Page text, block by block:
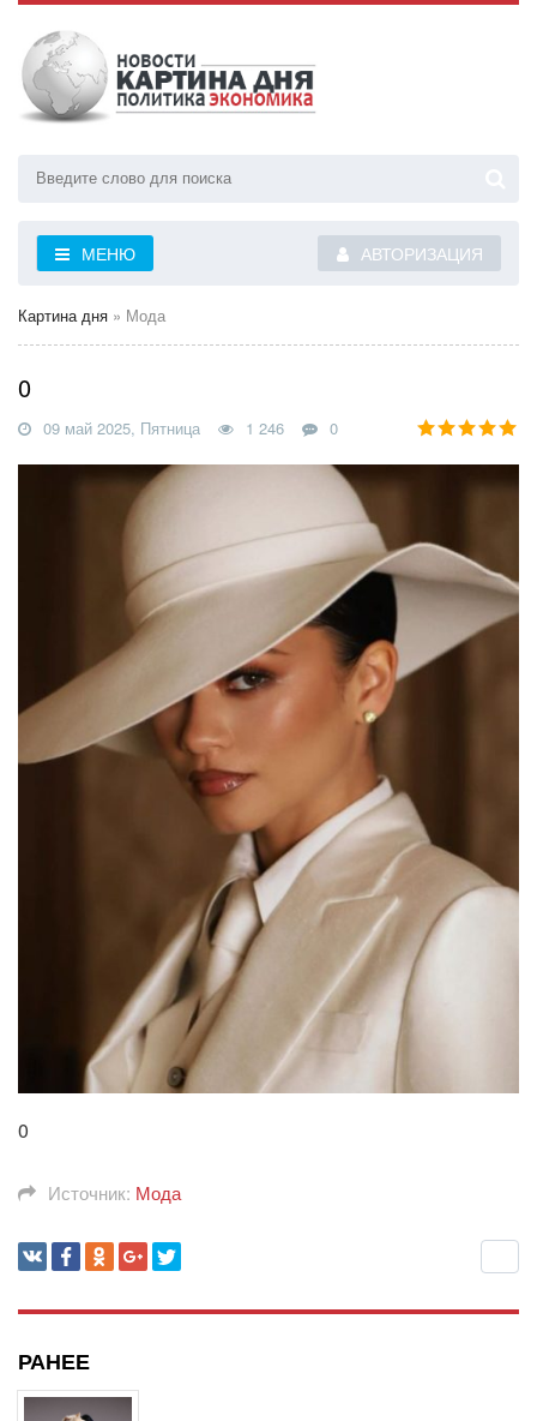
АВТОРИЗАЦИЯ
МЕНЮ
Картина дня » Мода
0
09 май 2025, Пятница 1 246 0
0
Источник: Мода
РАНЕЕ